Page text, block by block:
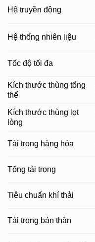
Hệ truyền động
Hệ thống nhiên liệu
Tốc độ tối đa
Kích thước thùng tổng
thể
Kích thước thùng lọt
lòng
Tải trọng hàng hóa
Tổng tải trọng
Tiêu chuẩn khí thải
Tải trọng bản thân